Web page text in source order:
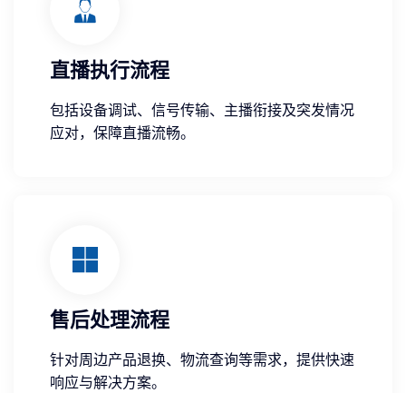
直播执行流程
包括设备调试、信号传输、主播衔接及突发情况
应对，保障直播流畅。
售后处理流程
针对周边产品退换、物流查询等需求，提供快速
响应与解决方案。